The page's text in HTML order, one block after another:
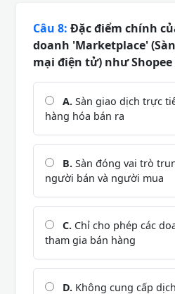
Câu 8: Đặc điểm chính
doanh 'Marketplace'
mại điện tử) như Shopee
A. Sàn giao dịch trực
hàng hóa bán ra
B. Sàn đóng vai trò
người bán và người mua
C. Chỉ cho phép các
tham gia bán hàng
D. Không cung cấp